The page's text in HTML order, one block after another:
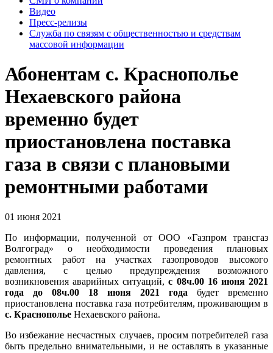
Видео
Пресс-релизы
Служба по связям с общественностью и средствам
массовой информации
Абонентам с. Краснополье
Нехаевского района
временно будет
приостановлена поставка
газа в связи с плановыми
ремонтными работами
01 июня 2021
По информации, полученной от ООО «Газпром трансгаз
Волгоград» о необходимости проведения плановых
ремонтных работ на участках газопроводов высокого
давления, с целью предупреждения возможного
возникновения аварийных ситуаций,с 08ч.00 16 июня 2021
года до 08ч.00 18 июня 2021 года будет временно
приостановлена поставка газа потребителям, проживающим в
с. Краснополье Нехаевского района.
Во избежание несчастных случаев, просим потребителей газа
быть предельно внимательными, и не оставлять в указанные